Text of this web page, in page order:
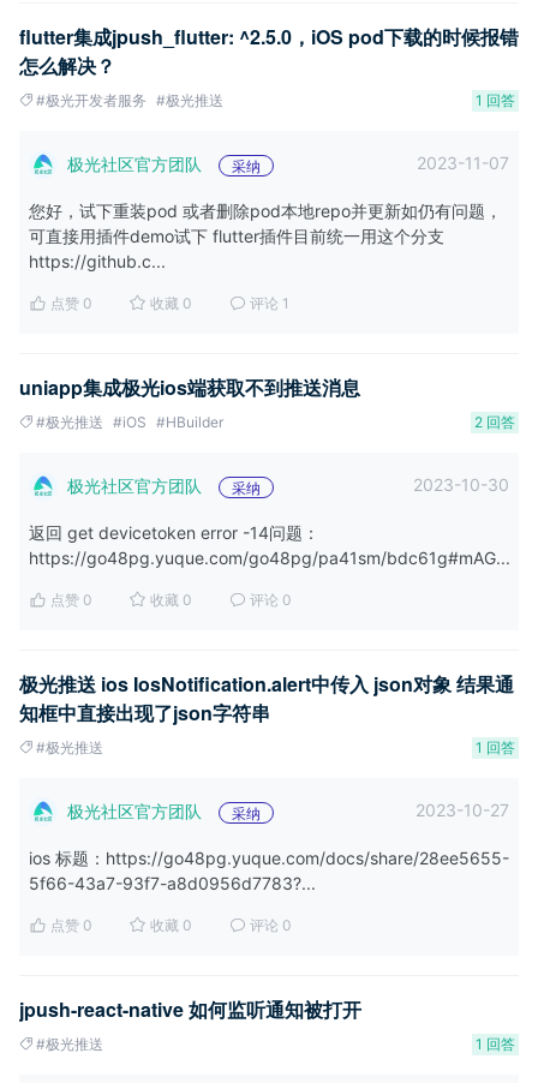
flutter集成jpush_flutter: ^2.5.0，iOS pod下载的时候报错
怎么解决？
#极光开发者服务 #极光推送 1 回答
极光社区官方团队 采纳 2023-11-07
您好，试下重装pod 或者删除pod本地repo并更新如仍有问题，
可直接用插件demo试下 flutter插件目前统一用这个分支
https://github.c...
点赞 0 收藏 0 评论 1
uniapp集成极光ios端获取不到推送消息
#极光推送 #iOS #HBuilder 2 回答
极光社区官方团队 采纳 2023-10-30
返回 get devicetoken error -14问题：
https://go48pg.yuque.com/go48pg/pa41sm/bdc61g#mAG...
点赞 0 收藏 0 评论 0
极光推送 ios IosNotification.alert中传入 json对象 结果通
知框中直接出现了json字符串
#极光推送 1 回答
极光社区官方团队 采纳 2023-10-27
ios 标题：https://go48pg.yuque.com/docs/share/28ee5655-
5f66-43a7-93f7-a8d0956d7783?...
点赞 0 收藏 0 评论 0
jpush-react-native 如何监听通知被打开
#极光推送 1 回答